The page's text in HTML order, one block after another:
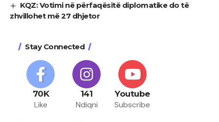
KQZ: Votimi në përfaqësitë diplomatike do të
zhvillohet më 27 dhjetor
Stay Connected
70K
Like
141
Ndiqni
Youtube
Subscribe